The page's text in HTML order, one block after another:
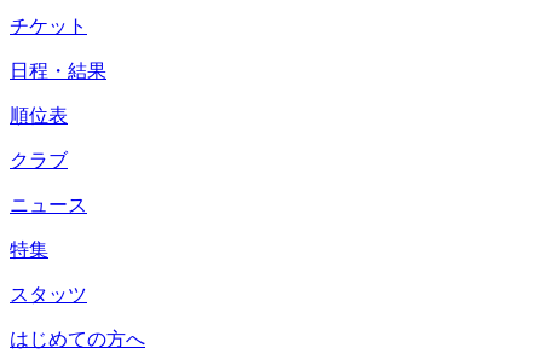
チケット
日程・結果
順位表
クラブ
ニュース
特集
スタッツ
はじめての方へ